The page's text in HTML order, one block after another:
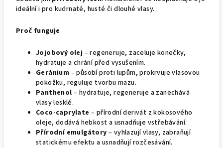
ideální i pro kudrnaté, husté či dlouhé vlasy.
Proč funguje
Jojobový olej – regeneruje, zaceluje konečky,
hydratuje a chrání před vysušením.
Geránium – působí proti lupům, prokrvuje vlasovou
pokožku, reguluje tvorbu mazu.
Panthenol – hydratuje, regeneruje a zanechává
vlasy lesklé.
Coco-caprylate – přírodní derivát z kokosového
oleje, dodává hebkost a usnadňuje vstřebávání.
Přírodní emulgátory – vyhlazují vlasy, zabraňují
statickému efektu a usnadňují rozčesávání.